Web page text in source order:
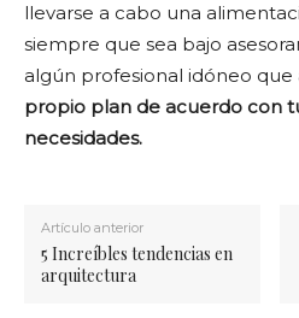
llevarse a cabo una
siempre que sea bajo
algún profesional idóneo que
propio plan de acuerdo con
necesidades.
Artículo anterior
5 Increíbles tendencias en
arquitectura